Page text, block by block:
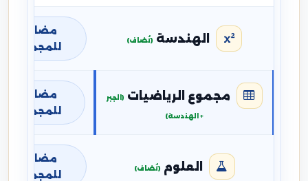
الهندسة (تُضاف)
مضافة
للمجموع
مجموع الرياضيات (الجبر
+ الهندسة)
مضافة
للمجموع
العلوم (تُضاف)
مضافة
للمجموع